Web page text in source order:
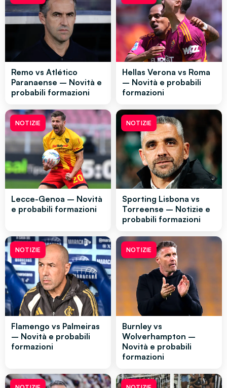
Remo vs Atlético
Paranaense – Novità e
probabili formazioni
Hellas Verona vs Roma
– Novità e probabili
formazioni
NOTIZIE
Lecce-Genoa – Novità
e probabili formazioni
NOTIZIE
Sporting Lisbona vs
Torreense – Notizie e
probabili formazioni
NOTIZIE
Flamengo vs Palmeiras
– Novità e probabili
formazioni
NOTIZIE
Burnley vs
Wolverhampton –
Novità e probabili
formazioni